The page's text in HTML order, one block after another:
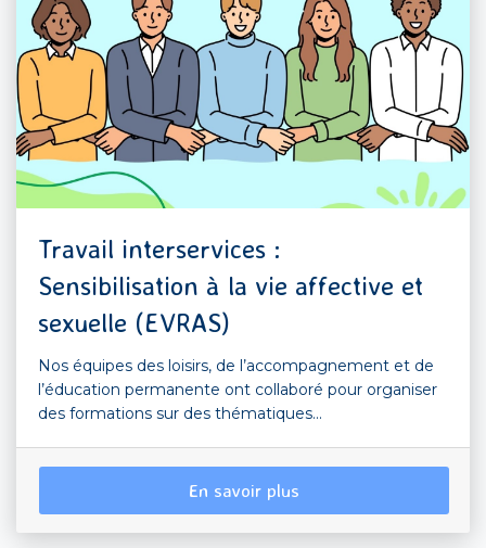
Travail interservices :
Sensibilisation à la vie affective et
sexuelle (EVRAS)
Nos équipes des loisirs, de l’accompagnement et de
l’éducation permanente ont collaboré pour organiser
des formations sur des thématiques...
En savoir plus